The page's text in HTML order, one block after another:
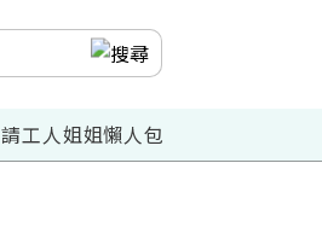
請工人姐姐懶人包